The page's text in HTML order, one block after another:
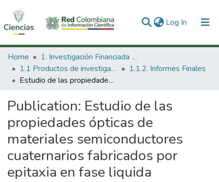
Log In (current)
Communities & Collections
All of DSpace
Home
1. Investigación Financiada con Recursos Públicos
1.1 Productos de investigación
1.1.2. Informes Finales
Estudio de las propiedades ópticas de materiales semiconductores cuaternarios fabricados por epitaxia en fase liquida
Publication: Estudio de las
propiedades ópticas de
materiales semiconductores
cuaternarios fabricados por
epitaxia en fase liquida